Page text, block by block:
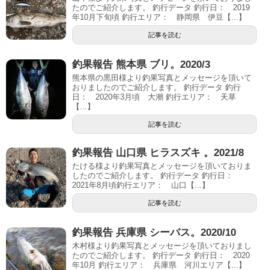
たのでご紹介します。 釣行データ 釣行日： 2019
年10月下旬頃 釣行エリア： 静岡県 伊豆【...】
記事を読む
釣果報告 熊本県 ブリ。2020/3
熊本県の黒田様より釣果写真とメッセージを頂いて
おりましたのでご紹介します。 釣行データ 釣行
日： 2020年3月頃 大潮 釣行エリア： 天草
【...】
記事を読む
釣果報告 山口県 ヒラスズキ 。2021/8
たける様より釣果写真とメッセージを頂いておりま
したのでご紹介します。 釣行データ 釣行日：
2021年8月頃釣行エリア： 山口【...】
記事を読む
釣果報告 兵庫県 シーバス。2020/10
木村様より釣果写真とメッセージを頂いておりまし
たのでご紹介します。 釣行データ 釣行日： 2020
年10月 釣行エリア： 兵庫県 河川エリア【...】